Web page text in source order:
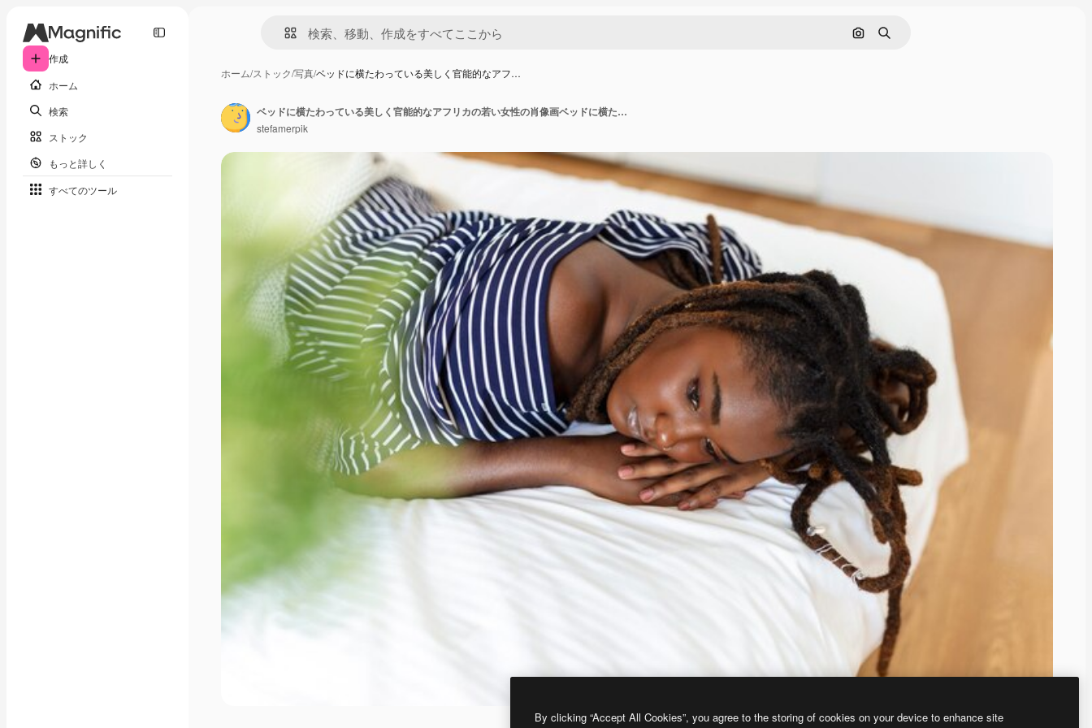
作成
ホーム
検索
ストック
もっと詳しく
すべてのツール
画像で検索
検索
ホーム/ストック/写真/ベッドに横たわっている美しく官能的なアフ…
ベッドに横たわっている美しく官能的なアフリカの若い女性の肖像画ベッドに横たわっている美しい女性
stefamerpik
By clicking “Accept All Cookies”, you agree to the storing of cookies on your device to enhance site